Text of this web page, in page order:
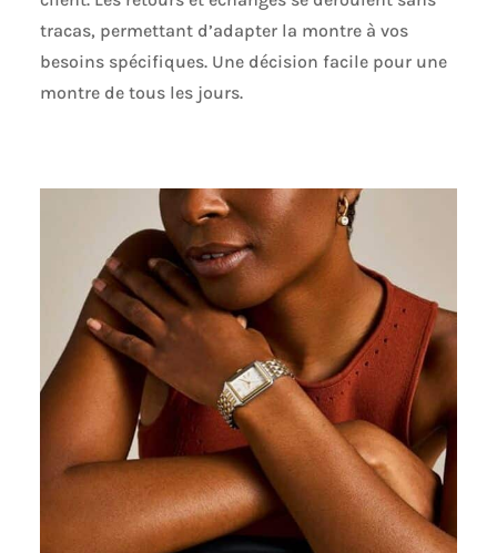
tracas, permettant d’adapter la montre à vos
besoins spécifiques. Une décision facile pour une
montre de tous les jours.